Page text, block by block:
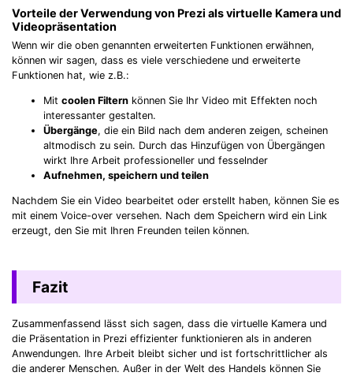
Vorteile der Verwendung von Prezi als virtuelle Kamera und
Videopräsentation
Wenn wir die oben genannten erweiterten Funktionen erwähnen,
können wir sagen, dass es viele verschiedene und erweiterte
Funktionen hat, wie z.B.:
Mit coolen Filtern können Sie Ihr Video mit Effekten noch
interessanter gestalten.
Übergänge, die ein Bild nach dem anderen zeigen, scheinen
altmodisch zu sein. Durch das Hinzufügen von Übergängen
wirkt Ihre Arbeit professioneller und fesselnder
Aufnehmen, speichern und teilen
Nachdem Sie ein Video bearbeitet oder erstellt haben, können Sie es
mit einem Voice-over versehen. Nach dem Speichern wird ein Link
erzeugt, den Sie mit Ihren Freunden teilen können.
Fazit
Zusammenfassend lässt sich sagen, dass die virtuelle Kamera und
die Präsentation in Prezi effizienter funktionieren als in anderen
Anwendungen. Ihre Arbeit bleibt sicher und ist fortschrittlicher als
die anderer Menschen. Außer in der Welt des Handels können Sie